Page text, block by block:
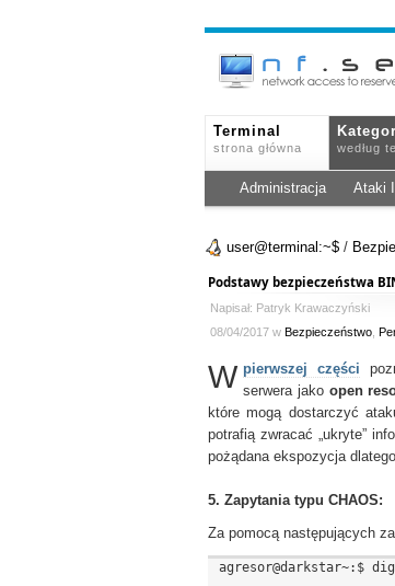
Terminal
strona główna według
Administracja Ataki
user@terminal:~$ /
Podstawy bezpieczeństwa
Napisał: Patryk Krawaczyński
08/04/2017 w Bezpieczeństwo
W pierwszej części
serwera jako open
które mogą dostarczyć
potrafią zwracać „ukryte”
pożądana ekspozycja
5. Zapytania typu CHAOS:
Za pomocą następujących
agresor@darkstar~:$